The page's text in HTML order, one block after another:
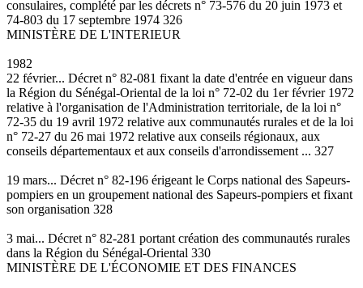
consulaires, complété par les décrets n° 73-576 du 20 juin 1973 et
74-803 du 17 septembre 1974 326
MINISTÈRE DE L'INTERIEUR
1982
22 février... Décret n° 82-081 fixant la date d'entrée en vigueur dans
la Région du Sénégal-Oriental de la loi n° 72-02 du 1er février 1972
relative à l'organisation de l'Administration territoriale, de la loi n°
72-35 du 19 avril 1972 relative aux communautés rurales et de la loi
n° 72-27 du 26 mai 1972 relative aux conseils régionaux, aux
conseils départementaux et aux conseils d'arrondissement ... 327
19 mars... Décret n° 82-196 érigeant le Corps national des Sapeurs-
pompiers en un groupement national des Sapeurs-pompiers et fixant
son organisation 328
3 mai... Décret n° 82-281 portant création des communautés rurales
dans la Région du Sénégal-Oriental 330
MINISTÈRE DE L'ÉCONOMIE ET DES FINANCES